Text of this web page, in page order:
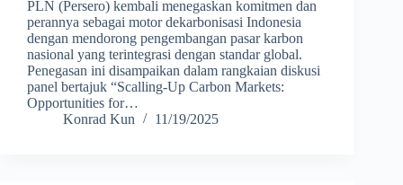
PLN (Persero) kembali menegaskan komitmen dan
perannya sebagai motor dekarbonisasi Indonesia
dengan mendorong pengembangan pasar karbon
nasional yang terintegrasi dengan standar global.
Penegasan ini disampaikan dalam rangkaian diskusi
panel bertajuk “Scalling-Up Carbon Markets:
Opportunities for…
Konrad Kun
11/19/2025